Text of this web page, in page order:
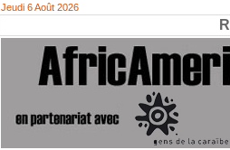
Jeudi 6 Août 2026